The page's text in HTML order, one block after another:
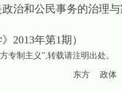
治和公民事务的治理
2013年第1期）
专制主义”,转载请注明出处。
东方 政体